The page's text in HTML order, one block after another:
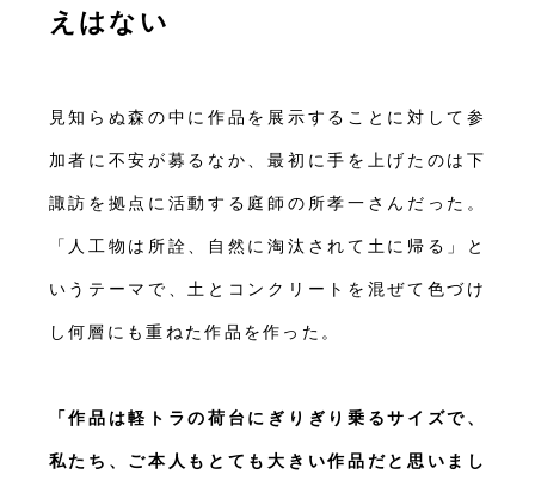
えはない
見知らぬ森の中に作品を展示することに対して参
加者に不安が募るなか、最初に手を上げたのは下
諏訪を拠点に活動する庭師の所孝一さんだった。
「人工物は所詮、自然に淘汰されて土に帰る」と
いうテーマで、土とコンクリートを混ぜて色づけ
し何層にも重ねた作品を作った。
「作品は軽トラの荷台にぎりぎり乗るサイズで、
私たち、ご本人もとても大きい作品だと思いまし